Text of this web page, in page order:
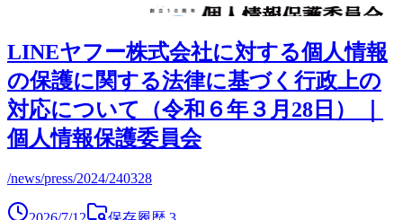
LINEヤフー株式会社に対する個人情報
の保護に関する法律に基づく行政上の
対応について（令和６年３月28日） ｜
個人情報保護委員会
/news/press/2024/240328